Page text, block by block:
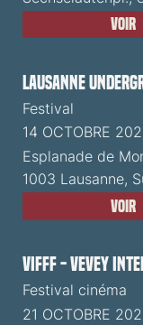
Voir
Lausanne
Festival
14 OCTOBRE
Esplanade de
1003 Lausanne,
Voir
VIFFF - Vevey
Festival cinéma
21 OCTOBRE